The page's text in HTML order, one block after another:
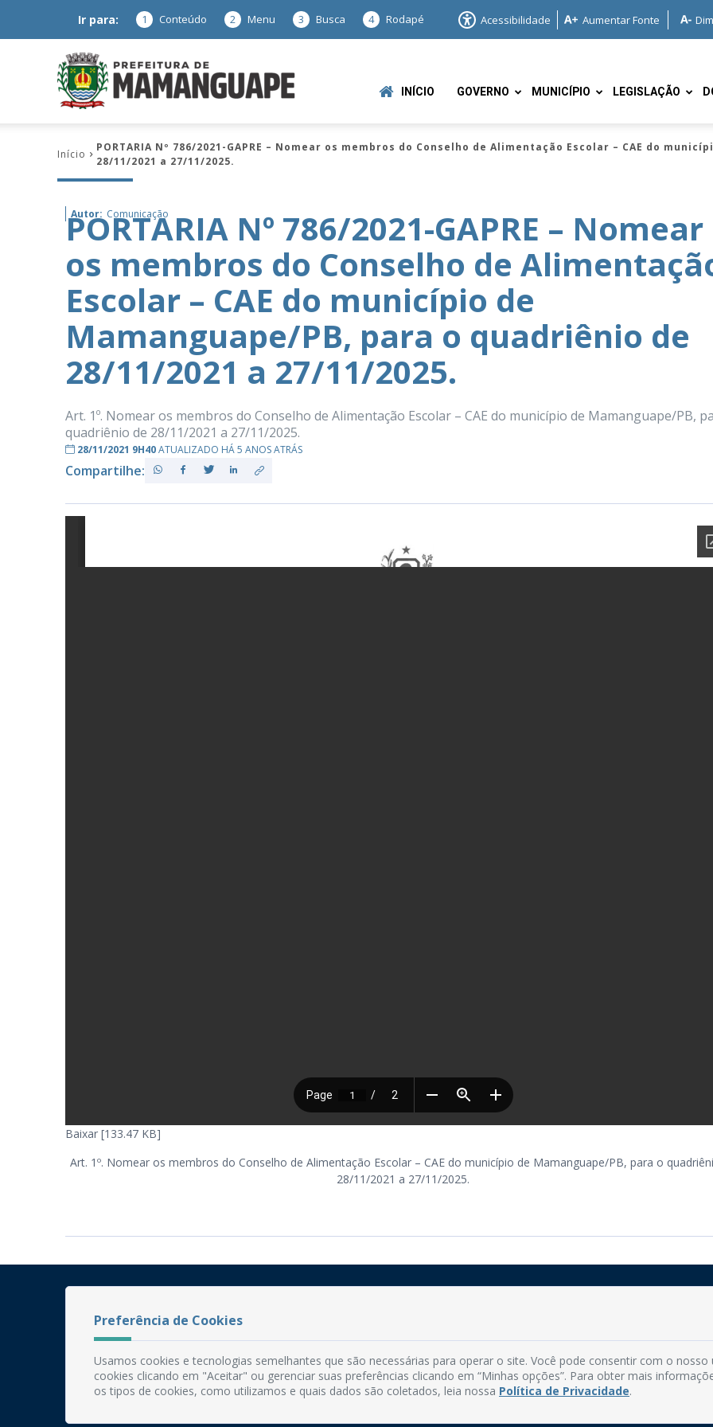
Ir para: 1 Conteúdo 2 Menu 3 Busca 4 Rodapé Acessibilidade Aumentar Fonte
–
PB
INÍCIO GOVERNO MUNICÍPIO LEGISLAÇÃO
Início
PORTARIA Nº 786/2021-GAPRE – Nomear os membros do Conselho de Alimentação Escolar – CAE do
28/11/2021 a 27/11/2025.
Autor: Comunicação
PORTARIA Nº 786/2021-GAPRE – Nomear
os membros do Conselho de
Escolar – CAE do município de
Mamanguape/PB, para o quadriênio de
28/11/2021 a 27/11/2025.
Art. 1º. Nomear os membros do Conselho de Alimentação Escolar – CAE do município de Mamanguape/PB,
quadriênio de 28/11/2021 a 27/11/2025.
28/11/2021 9H40ATUALIZADO HÁ 5 ANOS ATRÁS
Compartilhe:
Baixar [133.47 KB]
Art. 1º. Nomear os membros do Conselho de Alimentação Escolar – CAE do município de Mamanguape/PB, para o
28/11/2021 a 27/11/2025.
Fone: (83) 3292-2246
Email: comunicacao@mamanguape.pb.gov.br
Expediente: Segunda à Sexta, das 08h às 13h
Preferência de Cookies
Usamos cookies e tecnologias semelhantes que são necessárias para operar o site. Você pode consentir com o nosso
cookies clicando em "Aceitar" ou gerenciar suas preferências clicando em “Minhas opções”. Para obter mais
os tipos de cookies, como utilizamos e quais dados são coletados, leia nossa Política de Privacidade.